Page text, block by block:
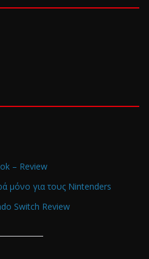
– Review
μόνο για τους Nintenders
Switch Review